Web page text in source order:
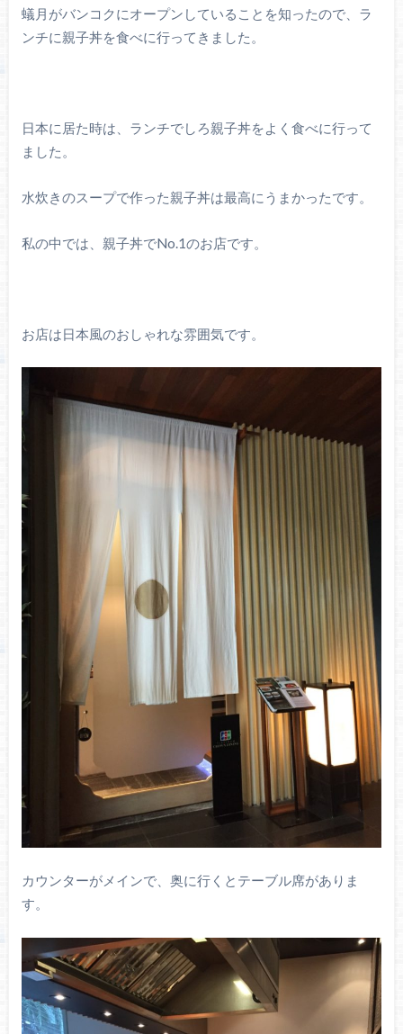
蟻月がバンコクにオープンしていることを知ったので、ラ
ンチに親子丼を食べに行ってきました。
日本に居た時は、ランチでしろ親子丼をよく食べに行って
ました。
水炊きのスープで作った親子丼は最高にうまかったです。
私の中では、親子丼でNo.1のお店です。
お店は日本風のおしゃれな雰囲気です。
カウンターがメインで、奥に行くとテーブル席がありま
す。